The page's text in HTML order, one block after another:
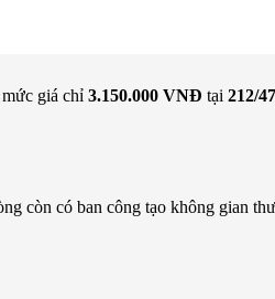
giá chỉ 3.150.000 VNĐ tại 212/
còn có ban công tạo không gian